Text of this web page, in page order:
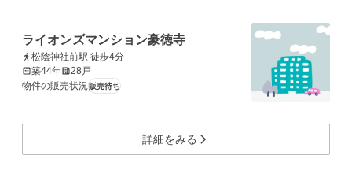
ライオンズマンション豪徳寺
松陰神社前駅 徒歩4分
築44年
28戸
物件の販売状況販売待ち
詳細をみる